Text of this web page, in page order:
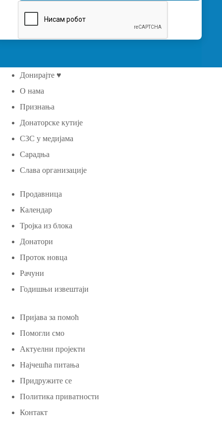
Донирајте ♥
О нама
Признања
Донаторске кутије
СЗС у медијама
Сарадња
Слава организације
Продавница
Календар
Тројка из блока
Донатори
Проток новца
Рачуни
Годишњи извештаји
Пријава за помоћ
Помогли смо
Актуелни пројекти
Најчешћа питања
Придружите се
Политика приватности
Контакт